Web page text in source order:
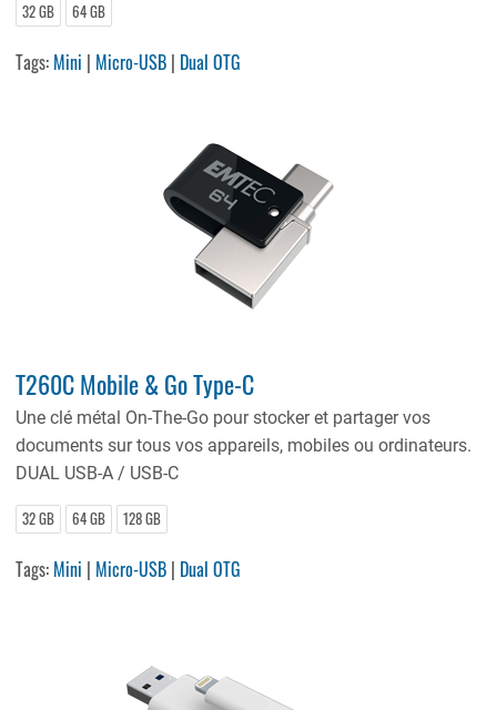
32 GB 64 GB
Tags: Mini | Micro-USB | Dual OTG
T260C Mobile & Go Type-C
Une clé métal On-The-Go pour stocker et partager vos
documents sur tous vos appareils, mobiles ou ordinateurs.
DUAL USB-A / USB-C
32 GB 64 GB 128 GB
Tags: Mini | Micro-USB | Dual OTG